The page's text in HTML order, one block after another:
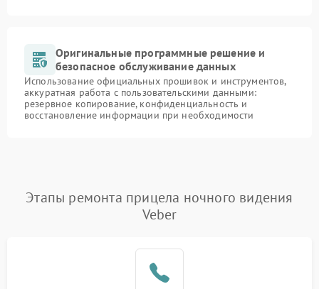
Оригинальные программные решение и
безопасное обслуживание данных
Использование официальных прошивок и инструментов,
аккуратная работа с пользовательскими данными:
резервное копирование, конфиденциальность и
восстановление информации при необходимости
Этапы ремонта прицела ночного видения
Veber